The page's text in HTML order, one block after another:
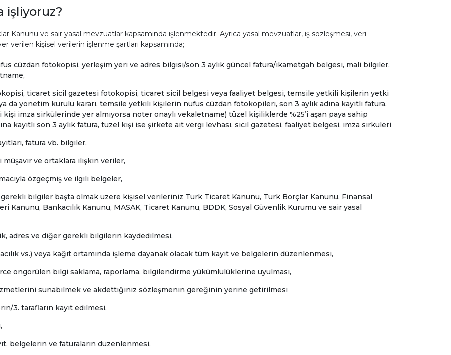
işliyoruz?
Kanunu ve sair yasal mevzuatlar kapsamında işlenmektedir. Ayrıca yasal mevzuatlar, iş sözleşmesi, veri
verilen kişisel verilerin işlenme şartları kapsamında;
cüzdan fotokopisi, yerleşim yeri ve adres bilgisi/son 3 aylık güncel fatura/ikametgah belgesi, mali bilgiler,
ticaret sicil gazetesi fotokopisi, ticaret sicil belgesi veya faaliyet belgesi, temsile yetkili kişilerin yetki
da yönetim kurulu kararı, temsile yetkili kişilerin nüfus cüzdan fotokopileri, son 3 aylık adına kayıtlı fatura,
imza sirkülerinde yer almıyorsa noter onaylı vekaletname) tüzel kişiliklerde %25’i aşan paya sahip
kayıtlı son 3 aylık fatura, tüzel kişi ise şirkete ait vergi levhası, sicil gazetesi, faaliyet belgesi, imza sirküleri
fatura vb. bilgiler,
müşavir ve ortaklara ilişkin veriler,
özgeçmiş ve ilgili belgeler,
bilgiler başta olmak üzere kişisel verileriniz Türk Ticaret Kanunu, Türk Borçlar Kanunu, Finansal
Kanunu, Bankacılık Kanunu, MASAK, Ticaret Kanunu, BDDK, Sosyal Güvenlik Kurumu ve sair yasal
adres ve diğer gerekli bilgilerin kaydedilmesi,
vs.) veya kağıt ortamında işleme dayanak olacak tüm kayıt ve belgelerin düzenlenmesi,
öngörülen bilgi saklama, raporlama, bilgilendirme yükümlülüklerine uyulması,
sunabilmek ve akdettiğiniz sözleşmenin gereğinin yerine getirilmesi
3. tarafların kayıt edilmesi,
belgelerin ve faturaların düzenlenmesi,